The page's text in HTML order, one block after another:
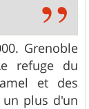
Grenoble
refuge du
et des
plus d'un